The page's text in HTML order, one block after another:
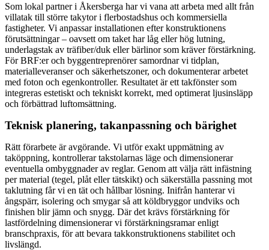
Som lokal partner i Åkersberga har vi vana att arbeta med allt från
villatak till större takytor i flerbostadshus och kommersiella
fastigheter. Vi anpassar installationen efter konstruktionens
förutsättningar – oavsett om taket har låg eller hög lutning,
underlagstak av träfiber/duk eller bärlinor som kräver förstärkning.
För BRF:er och byggentreprenörer samordnar vi tidplan,
materialleveranser och säkerhetszoner, och dokumenterar arbetet
med foton och egenkontroller. Resultatet är ett takfönster som
integreras estetiskt och tekniskt korrekt, med optimerat ljusinsläpp
och förbättrad luftomsättning.
Teknisk planering, takanpassning och bärighet
Rätt förarbete är avgörande. Vi utför exakt uppmätning av
taköppning, kontrollerar takstolarnas läge och dimensionerar
eventuella ombyggnader av reglar. Genom att välja rätt infästning
per material (tegel, plåt eller tätskikt) och säkerställa passning mot
taklutning får vi en tät och hållbar lösning. Inifrån hanterar vi
ångspärr, isolering och smygar så att köldbryggor undviks och
finishen blir jämn och snygg. Där det krävs förstärkning för
lastfördelning dimensionerar vi förstärkningsramar enligt
branschpraxis, för att bevara takkonstruktionens stabilitet och
livslängd.